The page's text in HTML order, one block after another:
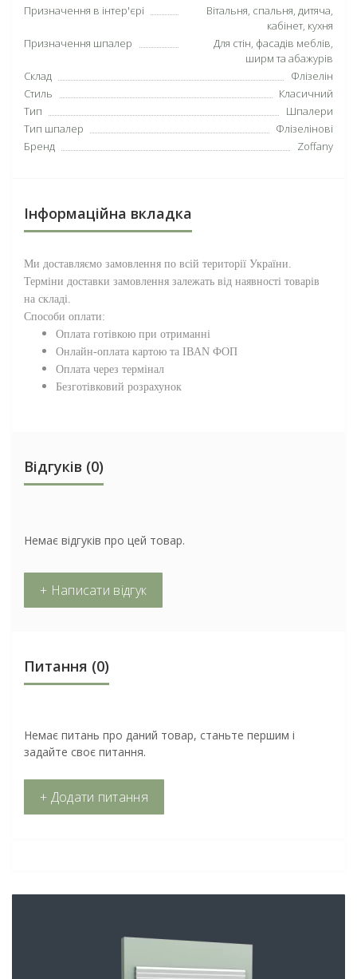
Призначення в інтер'єрі
Вітальня, спальня, дитяча,
кабінет, кухня
Призначення шпалер
Для стін, фасадів меблів,
ширм та абажурів
Склад
Флізелін
Стиль
Класичний
Тип
Шпалери
Тип шпалер
Флізелінові
Бренд
Zoffany
Інформаційна вкладка
Ми доставляємо замовлення по всій території України.
Терміни доставки замовлення залежать від наявності товарів
на складі.
Способи оплати:
Оплата готівкою при отриманні
Онлайн-оплата картою та IBAN ФОП
Оплата через термінал
Безготівковий розрахунок
Відгуків (0)
Немає відгуків про цей товар.
+ Написати відгук
Питання (0)
Немає питань про даний товар, станьте першим і
задайте своє питання.
+ Додати питання